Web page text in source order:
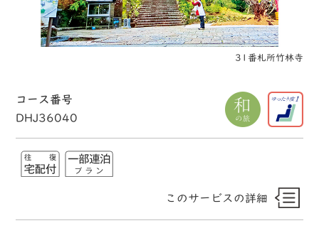
31番札所竹林寺
コース番号
DHJ36040
このサービスの詳細